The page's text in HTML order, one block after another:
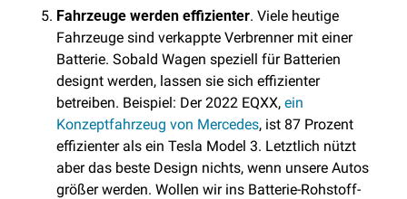
Fahrzeuge werden effizienter. Viele heutige
Fahrzeuge sind verkappte Verbrenner mit einer
Batterie. Sobald Wagen speziell für Batterien
designt werden, lassen sie sich effizienter
betreiben. Beispiel: Der 2022 EQXX, ein
Konzeptfahrzeug von Mercedes, ist 87 Prozent
effizienter als ein Tesla Model 3. Letztlich nützt
aber das beste Design nichts, wenn unsere Autos
größer werden. Wollen wir ins Batterie-Rohstoff-